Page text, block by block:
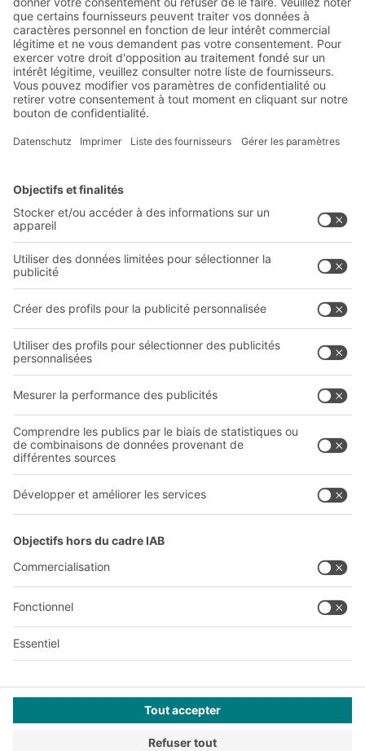
Actualités de l'entrepôt et de
la logistique
Réductions exclusives
Innovations
S'inscrire à la newsletter
Solutions BITO
Solutions intralogistiques
Bacs en matière plastique
Systèmes de rayonnages
Prestations de service
LE PRO DU STOCKAGE
Entreprise
Qui sommes-nous ?
Sites internationaux
Sites de production
Follow us
ABIT O
YOUR LIFE.
03 870 99 00
© 2026 BITO-Lagertechnik Bittmann GmbH
Cette offre est destinée à l'industrie, à l'artisanat, au
commerce et aux professions libérales pour une utilisation
dans le cadre d'une activité indépendante, professionnelle ou